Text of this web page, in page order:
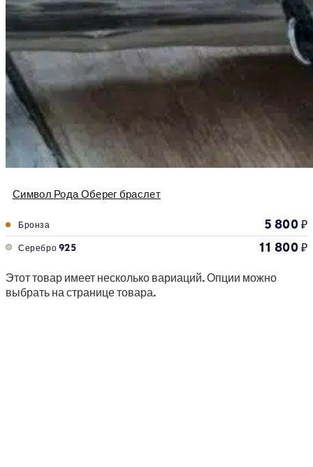
Символ Рода Оберег браслет
Бронза 5 800₽
Серебро 925 11 800₽
Этот товар имеет несколько вариаций. Опции можно
выбрать на странице товара.